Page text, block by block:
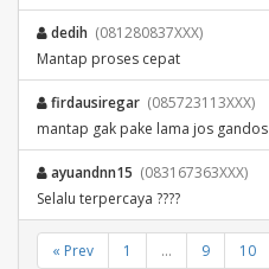
dedih (081280837XXX)
Mantap proses cepat
firdausiregar (085723113XXX)
mantap gak pake lama jos
ayuandnn15 (083167363XXX)
Selalu terpercaya ????
« Prev 1 ... 9 10